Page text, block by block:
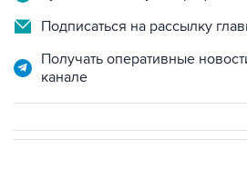
Подписаться на рассылку
Получать оперативные
канале